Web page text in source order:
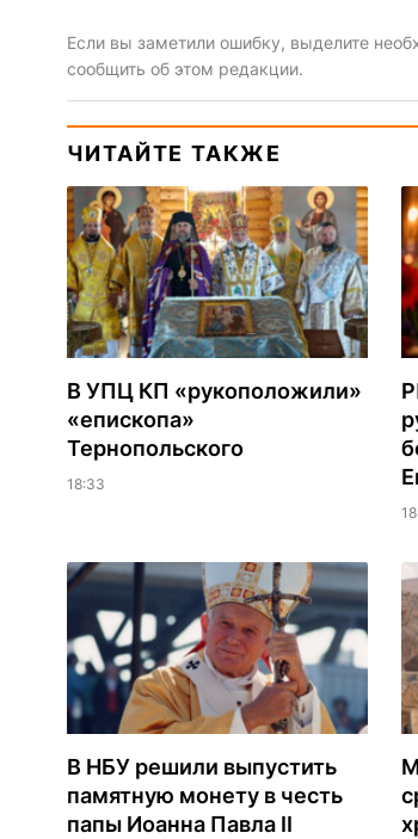
Если вы заметили ошибку, выделите
сообщить об этом редакции.
ЧИТАЙТЕ ТАКЖЕ
В УПЦ КП «рукоположили»
«епископа»
Тернопольского
18:33
В НБУ решили выпустить
памятную монету в честь
папы Иоанна Павла II